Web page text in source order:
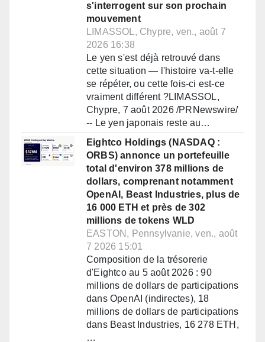
s'interrogent sur son prochain
mouvement
LIMASSOL, Chypre, ven., août 7
2026 16:38
Le yen s'est déjà retrouvé dans
cette situation — l'histoire va-t-elle
se répéter, ou cette fois-ci est-ce
vraiment différent ?LIMASSOL,
Chypre, 7 août 2026 /PRNewswire/
-- Le yen japonais reste au…
Eightco Holdings (NASDAQ :
ORBS) annonce un portefeuille
total d'environ 378 millions de
dollars, comprenant notamment
OpenAI, Beast Industries, plus de
16 000 ETH et près de 302
millions de tokens WLD
EASTON, Pennsylvanie, ven., août
7 2026 15:01
Composition de la trésorerie
d'Eightco au 5 août 2026 : 90
millions de dollars de participations
dans OpenAI (indirectes), 18
millions de dollars de participations
dans Beast Industries, 16 278 ETH,
…